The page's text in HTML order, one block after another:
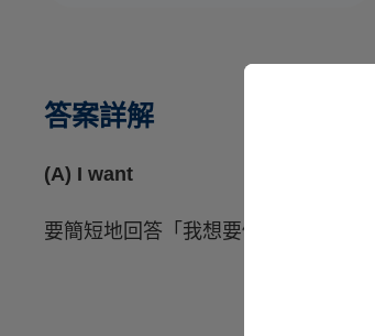
答案詳解
(A) I want
要簡短地回答「我想要做某事」，會